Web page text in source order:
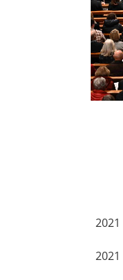
2021
2021